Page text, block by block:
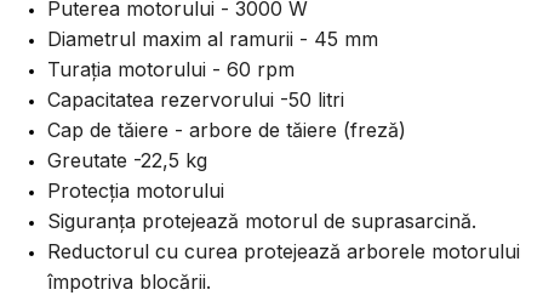
Puterea motorului - 3000 W
Diametrul maxim al ramurii - 45 mm
Turația motorului - 60 rpm
Capacitatea rezervorului -50 litri
Cap de tăiere - arbore de tăiere (freză)
Greutate -22,5 kg
Protecția motorului
Siguranța protejează motorul de suprasarcină.
Reductorul cu curea protejează arborele motorului
împotriva blocării.